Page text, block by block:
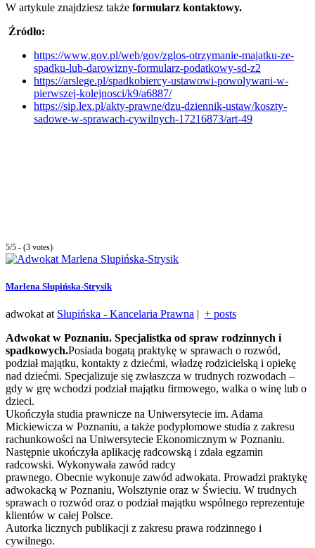
W artykule znajdziesz także formularz kontaktowy.
Źródło:
https://www.gov.pl/web/gov/zglos-otrzymanie-majatku-ze-
spadku-lub-darowizny-formularz-podatkowy-sd-z2
https://arslege.pl/spadkobiercy-ustawowi-powolywani-w-
pierwszej-kolejnosci/k9/a6887/
https://sip.lex.pl/akty-prawne/dzu-dziennik-ustaw/koszty-
sadowe-w-sprawach-cywilnych-17216873/art-49
5/5 - (3 votes)
Marlena Słupińska-Strysik
adwokat at Słupińska - Kancelaria Prawna | + posts
Adwokat w Poznaniu. Specjalistka od spraw rodzinnych i
spadkowych.Posiada bogatą praktykę w sprawach o rozwód,
podział majątku, kontakty z dziećmi, władzę rodzicielską i opiekę
nad dziećmi. Specjalizuje się zwłaszcza w trudnych rozwodach –
gdy w grę wchodzi podział majątku firmowego, walka o winę lub o
dzieci.
Ukończyła studia prawnicze na Uniwersytecie im. Adama
Mickiewicza w Poznaniu, a także podyplomowe studia z zakresu
rachunkowości na Uniwersytecie Ekonomicznym w Poznaniu.
Następnie ukończyła aplikację radcowską i zdała egzamin
radcowski. Wykonywała zawód radcy
prawnego. Obecnie wykonuje zawód adwokata. Prowadzi praktykę
adwokacką w Poznaniu, Wolsztynie oraz w Świeciu. W trudnych
sprawach o rozwód oraz o podział majątku wspólnego reprezentuje
klientów w całej Polsce.
Autorka licznych publikacji z zakresu prawa rodzinnego i
cywilnego.